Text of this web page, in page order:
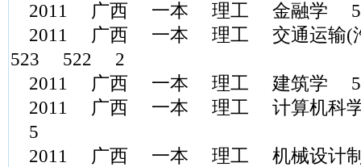
2011 广西 一本 理工 金融学
2011 广西 一本 理工 交通运输(
523 522 2
2011 广西 一本 理工 建筑学
2011 广西 一本 理工 计算机科
5
2011 广西 一本 理工 机械设计制